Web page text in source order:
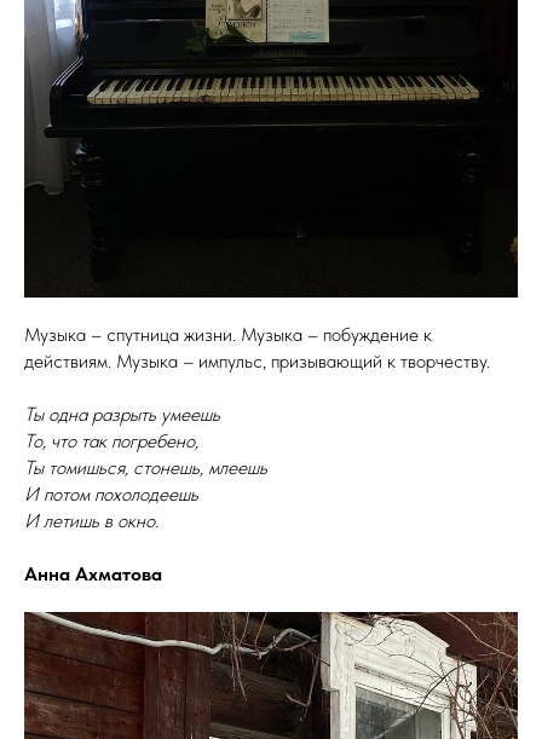
Музыка – спутница жизни. Музыка – побуждение к
действиям. Музыка – импульс, призывающий к творчеству.
Ты одна разрыть умеешь
То, что так погребено,
Ты томишься, стонешь, млеешь
И потом похолодеешь
И летишь в окно.
Анна Ахматова